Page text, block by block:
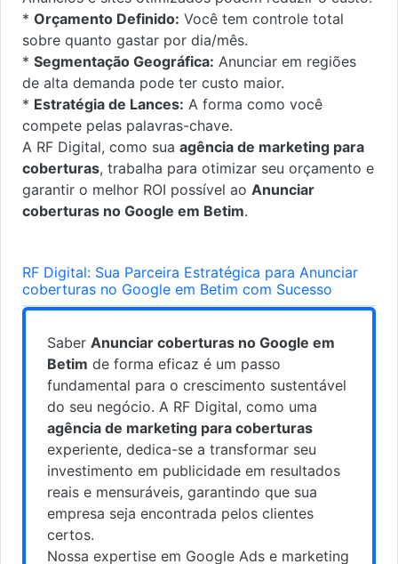
* Orçamento Definido: Você tem controle total
sobre quanto gastar por dia/mês.
* Segmentação Geográfica: Anunciar em regiões
de alta demanda pode ter custo maior.
* Estratégia de Lances: A forma como você
compete pelas palavras-chave.
A RF Digital, como sua agência de marketing para
coberturas, trabalha para otimizar seu orçamento e
garantir o melhor ROI possível ao Anunciar
coberturas no Google em Betim.
RF Digital: Sua Parceira Estratégica para Anunciar
coberturas no Google em Betim com Sucesso
Saber Anunciar coberturas no Google em
Betim de forma eficaz é um passo
fundamental para o crescimento sustentável
do seu negócio. A RF Digital, como uma
agência de marketing para coberturas
experiente, dedica-se a transformar seu
investimento em publicidade em resultados
reais e mensuráveis, garantindo que sua
empresa seja encontrada pelos clientes
certos.
Nossa expertise em Google Ads e marketing